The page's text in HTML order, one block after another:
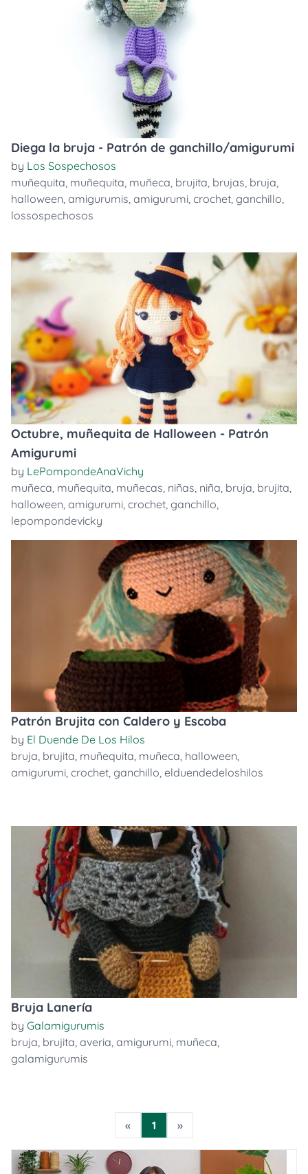
Diega la bruja - Patrón de ganchillo/amigurumi
by Los Sospechosos
muñequita, muñequita, muñeca, brujita, brujas, bruja,
halloween, amigurumis, amigurumi, crochet, ganchillo,
lossospechosos
Octubre, muñequita de Halloween - Patrón
Amigurumi
by LePompondeAnaVichy
muñeca, muñequita, muñecas, niñas, niña, bruja, brujita,
halloween, amigurumi, crochet, ganchillo,
lepompondevicky
Patrón Brujita con Caldero y Escoba
by El Duende De Los Hilos
bruja, brujita, muñequita, muñeca, halloween,
amigurumi, crochet, ganchillo, elduendedeloshilos
Bruja Lanería
by Galamigurumis
bruja, brujita, averia, amigurumi, muñeca,
galamigurumis
« 1 »